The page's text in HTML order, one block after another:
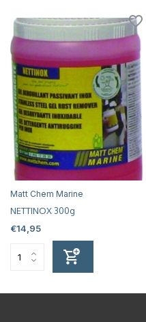
Matt Chem Marine
NETTINOX 300g
€14,95